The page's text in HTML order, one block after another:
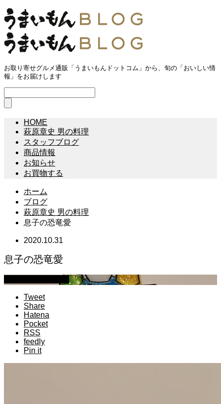
お取り寄せグルメ通販「うまいもんドットコム」から、旬の「おいしい情
報」をお届けします
HOME
萩原章史 男の料理
スタッフブログ
商品情報
お知らせ
お買物する
ホーム
ブログ
萩原章史 男の料理
息子の恐竜愛
2020.10.31
息子の恐竜愛
Tweet
Share
Hatena
Pocket
RSS
feedly
Pin it